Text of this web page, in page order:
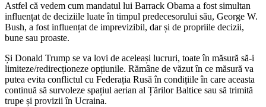
Astfel că vedem cum mandatul lui Barrack Obama a fost simultan
influențat de deciziile luate în timpul predecesorului său, George W.
Bush, a fost influențat de imprevizibil, dar și de propriile decizii,
bune sau proaste.
Și Donald Trump se va lovi de aceleași lucruri, toate în măsură să-i
limiteze/redirecționeze opțiunile. Rămâne de văzut în ce măsură va
putea evita conflictul cu Federația Rusă în condițiile în care aceasta
continuă să survoleze spațiul aerian al Țărilor Baltice sau să trimită
trupe și provizii în Ucraina.